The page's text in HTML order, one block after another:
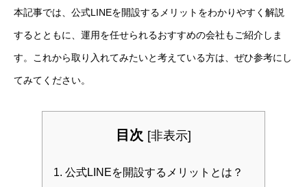
本記事では、公式LINEを開設するメリットをわかりやすく解説
するとともに、運用を任せられるおすすめの会社もご紹介しま
す。これから取り入れてみたいと考えている方は、ぜひ参考にし
てみてください。
目次 [非表示]
1. 公式LINEを開設するメリットとは？